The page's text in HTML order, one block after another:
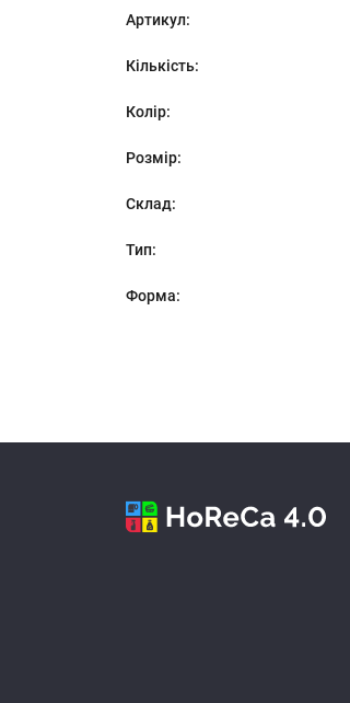
Артикул:
Кількість:
Колір:
Розмір:
Склад:
Тип:
Форма: